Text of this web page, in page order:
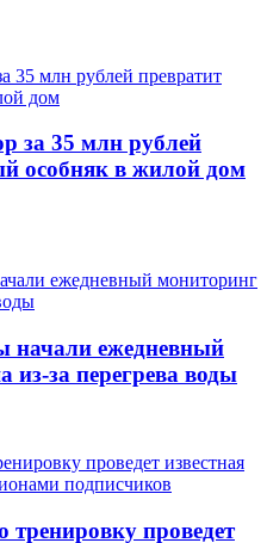
за 35 млн рублей
особняк в жилой дом
начали ежедневный
за перегрева воды
проведет